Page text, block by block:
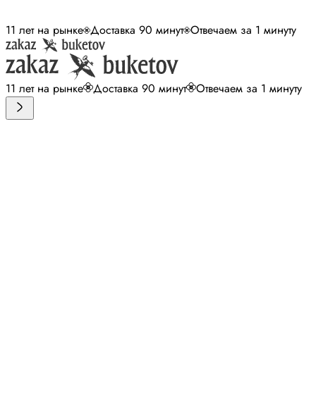
11 лет на рынке Доставка 90 минут Отвечаем за 1 минуту
11 лет на рынке Доставка 90 минут Отвечаем за 1 минуту